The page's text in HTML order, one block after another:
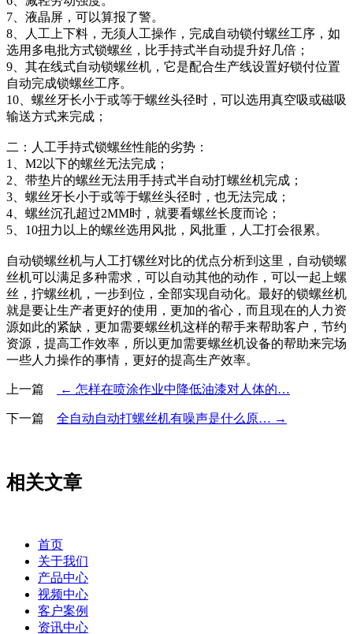
7、液晶屏，可以算报了警。
8、人工上下料，无须人工操作，完成自动锁付螺丝工序，如
选用多电批方式锁螺丝，比手持式半自动提升好几倍；
9、其在线式自动锁螺丝机，它是配合生产线设置好锁付位置
自动完成锁螺丝工序。
10、螺丝牙长小于或等于螺丝头径时，可以选用真空吸或磁吸
输送方式来完成；
二：人工手持式锁螺丝性能的劣势：
1、M2以下的螺丝无法完成；
2、带垫片的螺丝无法用手持式半自动打螺丝机完成；
3、螺丝牙长小于或等于螺丝头径时，也无法完成；
4、螺丝沉孔超过2MM时，就要看螺丝长度而论；
5、10扭力以上的螺丝选用风批，风批重，人工打会很累。
自动锁螺丝机与人工打镙丝对比的优点分析到这里，自动锁螺
丝机可以满足多种需求，可以自动其他的动作，可以一起上螺
丝，拧螺丝机，一步到位，全部实现自动化。最好的锁螺丝机
就是要让生产者更好的使用，更加的省心，而且现在的人力资
源如此的紧缺，更加需要螺丝机这样的帮手来帮助客户，节约
资源，提高工作效率，所以更加需要螺丝机设备的帮助来完场
一些人力操作的事情，更好的提高生产效率。
上一篇 ← 怎样在喷涂作业中降低油漆对人体的…
下一篇 全自动自动打螺丝机有噪声是什么原… →
相关文章
首页
关于我们
产品中心
视频中心
客户案例
资讯中心